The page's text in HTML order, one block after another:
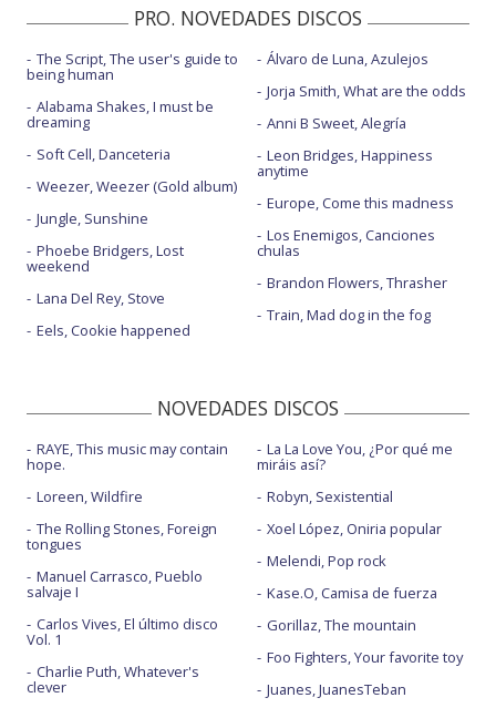
PRO. NOVEDADES DISCOS
The Script, The user's guide to
being human
Alabama Shakes, I must be
dreaming
Soft Cell, Danceteria
Weezer, Weezer (Gold album)
Jungle, Sunshine
Phoebe Bridgers, Lost
weekend
Lana Del Rey, Stove
Eels, Cookie happened
Álvaro de Luna, Azulejos
Jorja Smith, What are the odds
Anni B Sweet, Alegría
Leon Bridges, Happiness
anytime
Europe, Come this madness
Los Enemigos, Canciones
chulas
Brandon Flowers, Thrasher
Train, Mad dog in the fog
NOVEDADES DISCOS
RAYE, This music may contain
hope.
Loreen, Wildfire
The Rolling Stones, Foreign
tongues
Manuel Carrasco, Pueblo
salvaje I
Carlos Vives, El último disco
Vol. 1
Charlie Puth, Whatever's
clever
La La Love You, ¿Por qué me
miráis así?
Robyn, Sexistential
Xoel López, Oniria popular
Melendi, Pop rock
Kase.O, Camisa de fuerza
Gorillaz, The mountain
Foo Fighters, Your favorite toy
Juanes, JuanesTeban